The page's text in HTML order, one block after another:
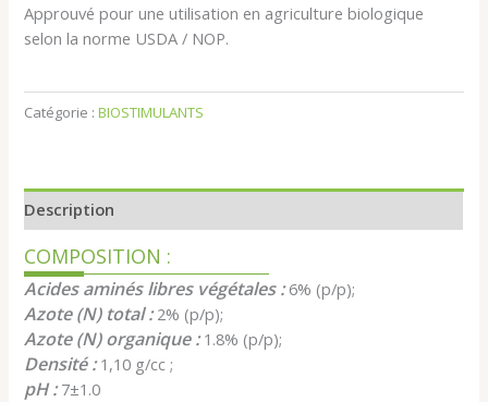
Approuvé pour une utilisation en agriculture biologique
selon la norme USDA / NOP.
Catégorie :BIOSTIMULANTS
Description
COMPOSITION :
Acides aminés libres végétales :6% (p/p);
Azote (N) total :2% (p/p);
Azote (N) organique :1.8% (p/p);
Densité :1,10 g/cc ;
pH :7±1.0